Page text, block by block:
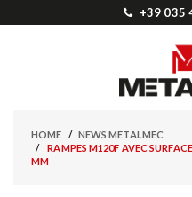
+39 035
HOME
NEWS METALMEC
RAMPES M120F AVEC
MM